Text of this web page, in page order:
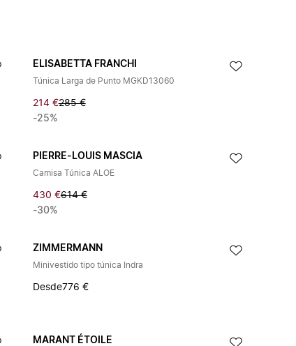
ELISABETTA FRANCHI
Túnica Larga de Punto MGKD13060
214 €285 €
-25%
PIERRE-LOUIS MASCIA
Camisa Túnica ALOE
430 €614 €
-30%
ZIMMERMANN
Minivestido tipo túnica Indra
Desde776 €
MARANT ÉTOILE